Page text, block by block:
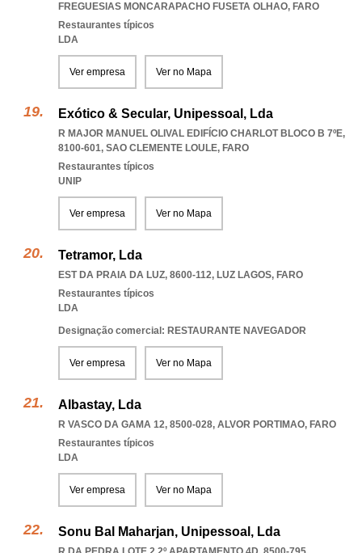
FREGUESIAS MONCARAPACHO FUSETA OLHAO, FARO
Restaurantes típicos
LDA
Ver empresa Ver no Mapa
Exótico & Secular, Unipessoal, Lda
R MAJOR MANUEL OLIVAL EDIFÍCIO CHARLOT BLOCO B 7ºE,
8100-601, SAO CLEMENTE LOULE, FARO
Restaurantes típicos
UNIP
Ver empresa Ver no Mapa
Tetramor, Lda
EST DA PRAIA DA LUZ, 8600-112, LUZ LAGOS, FARO
Restaurantes típicos
LDA
Designação comercial: RESTAURANTE NAVEGADOR
Ver empresa Ver no Mapa
Albastay, Lda
R VASCO DA GAMA 12, 8500-028, ALVOR PORTIMAO, FARO
Restaurantes típicos
LDA
Ver empresa Ver no Mapa
Sonu Bal Maharjan, Unipessoal, Lda